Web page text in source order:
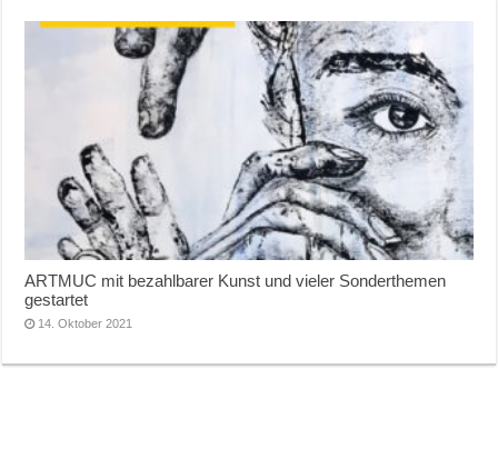
ARTMUC mit bezahlbarer Kunst und vieler Sonderthemen
gestartet
14. Oktober 2021